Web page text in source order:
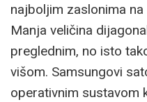
najboljim zaslonima
Manja veličina
preglednim, no isto
višom. Samsungovi
operativnim sustavom